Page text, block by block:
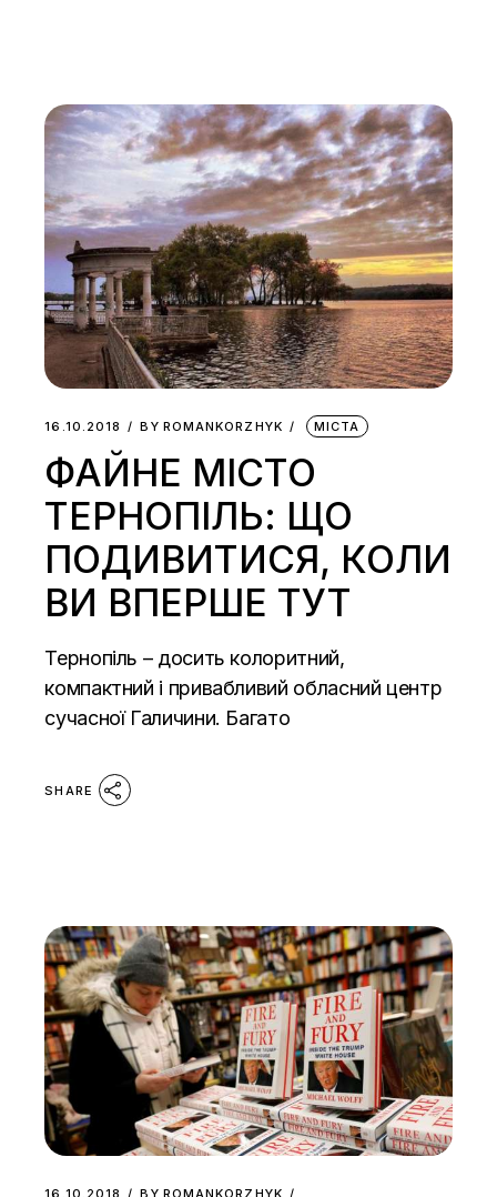
16.10.2018 BY ROMANKORZHYK МІСТА
ФАЙНЕ МІСТО
ТЕРНОПІЛЬ: ЩО
ПОДИВИТИСЯ, КОЛИ
ВИ ВПЕРШЕ ТУТ
Тернопіль – досить колоритний,
компактний і привабливий обласний центр
сучасної Галичини. Багато
SHARE
16.10.2018 BY ROMANKORZHYK